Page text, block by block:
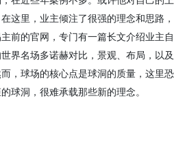
这里，业主倾注了很强的理念和思路，
前的官网，专门有一篇长文介绍业主自
界名场多诺赫对比，景观、布局，以及
，球场的核心点是球洞的质量，这里恐
球洞，很难承载那些新的理念。